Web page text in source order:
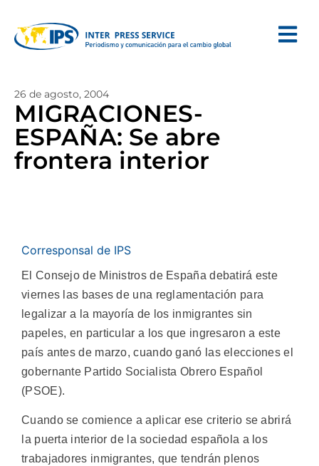
26 de agosto, 2004
MIGRACIONES-
ESPAÑA: Se abre
frontera interior
Corresponsal de IPS
El Consejo de Ministros de España debatirá este
viernes las bases de una reglamentación para
legalizar a la mayoría de los inmigrantes sin
papeles, en particular a los que ingresaron a este
país antes de marzo, cuando ganó las elecciones el
gobernante Partido Socialista Obrero Español
(PSOE).
Cuando se comience a aplicar ese criterio se abrirá
la puerta interior de la sociedad española a los
trabajadores inmigrantes, que tendrán plenos